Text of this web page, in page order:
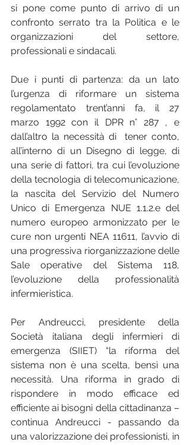
si pone come punto di arrivo di un
confronto serrato tra la Politica e le
organizzazioni del settore,
professionali e sindacali.
Due i punti di partenza: da un lato
l’urgenza di riformare un sistema
regolamentato trent’anni fa, il 27
marzo 1992 con il DPR n° 287 , e
dall’altro la necessità di  tener conto,
all’interno di un Disegno di legge, di
una serie di fattori, tra cui l’evoluzione
della tecnologia di telecomunicazione,
la nascita del Servizio del Numero
Unico di Emergenza NUE 1.1.2.e del
numero europeo armonizzato per le
cure non urgenti NEA 11611, l’avvio di
una progressiva riorganizzazione delle
Sale operative del Sistema 118,
l’evoluzione della professionalità
infermieristica.
Per Andreucci, presidente della
Società italiana degli infermieri di
emergenza (SIIET) “la riforma del
sistema non è una scelta, bensì una
necessità. Una riforma in grado di
rispondere in modo efficace ed
efficiente ai bisogni della cittadinanza –
continua Andreucci - passando da
una valorizzazione dei professionisti, in